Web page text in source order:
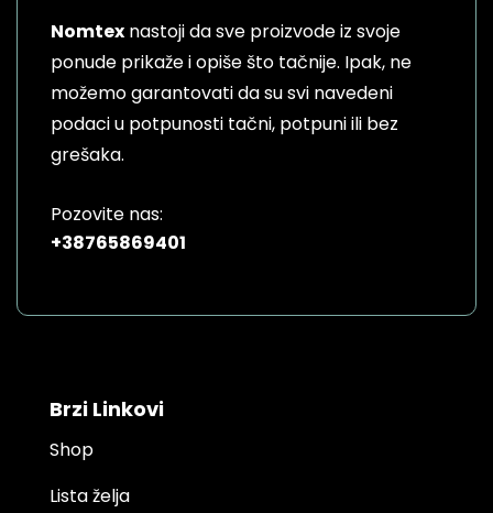
Nomtex nastoji da sve proizvode iz svoje
ponude prikaže i opiše što tačnije. Ipak, ne
možemo garantovati da su svi navedeni
podaci u potpunosti tačni, potpuni ili bez
grešaka.
Pozovite nas:
+38765869401
Brzi Linkovi
Shop
Lista želja